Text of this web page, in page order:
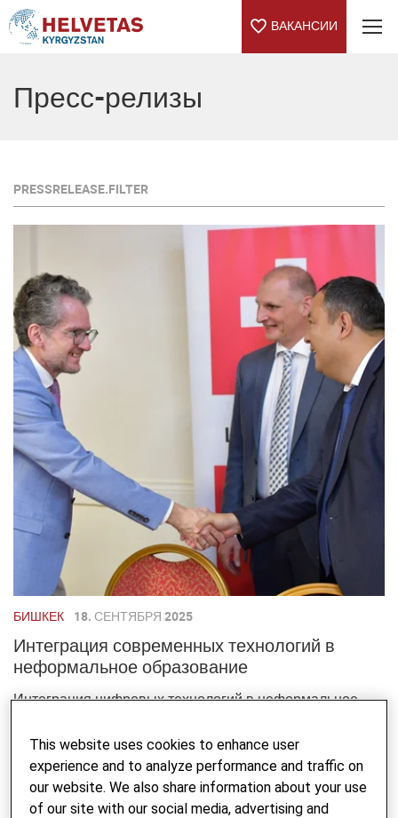
ВАКАНСИИ
Пресс-релизы
PRESSRELEASE.FILTER
БИШКЕК 18. СЕНТЯБРЯ 2025
Интеграция современных технологий в
неформальное образование
Интеграция цифровых технологий в неформальное
взаимодействия ...
This website uses cookies to enhance user
experience and to analyze performance and traffic on
our website. We also share information about your use
of our site with our social media, advertising and